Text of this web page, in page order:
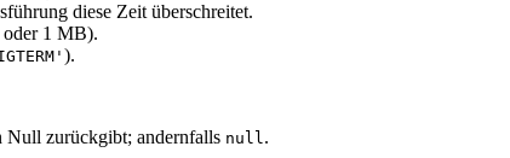
diese Zeit überschreitet.
oder 1 MB).
).
Null zurückgibt; andernfalls null.